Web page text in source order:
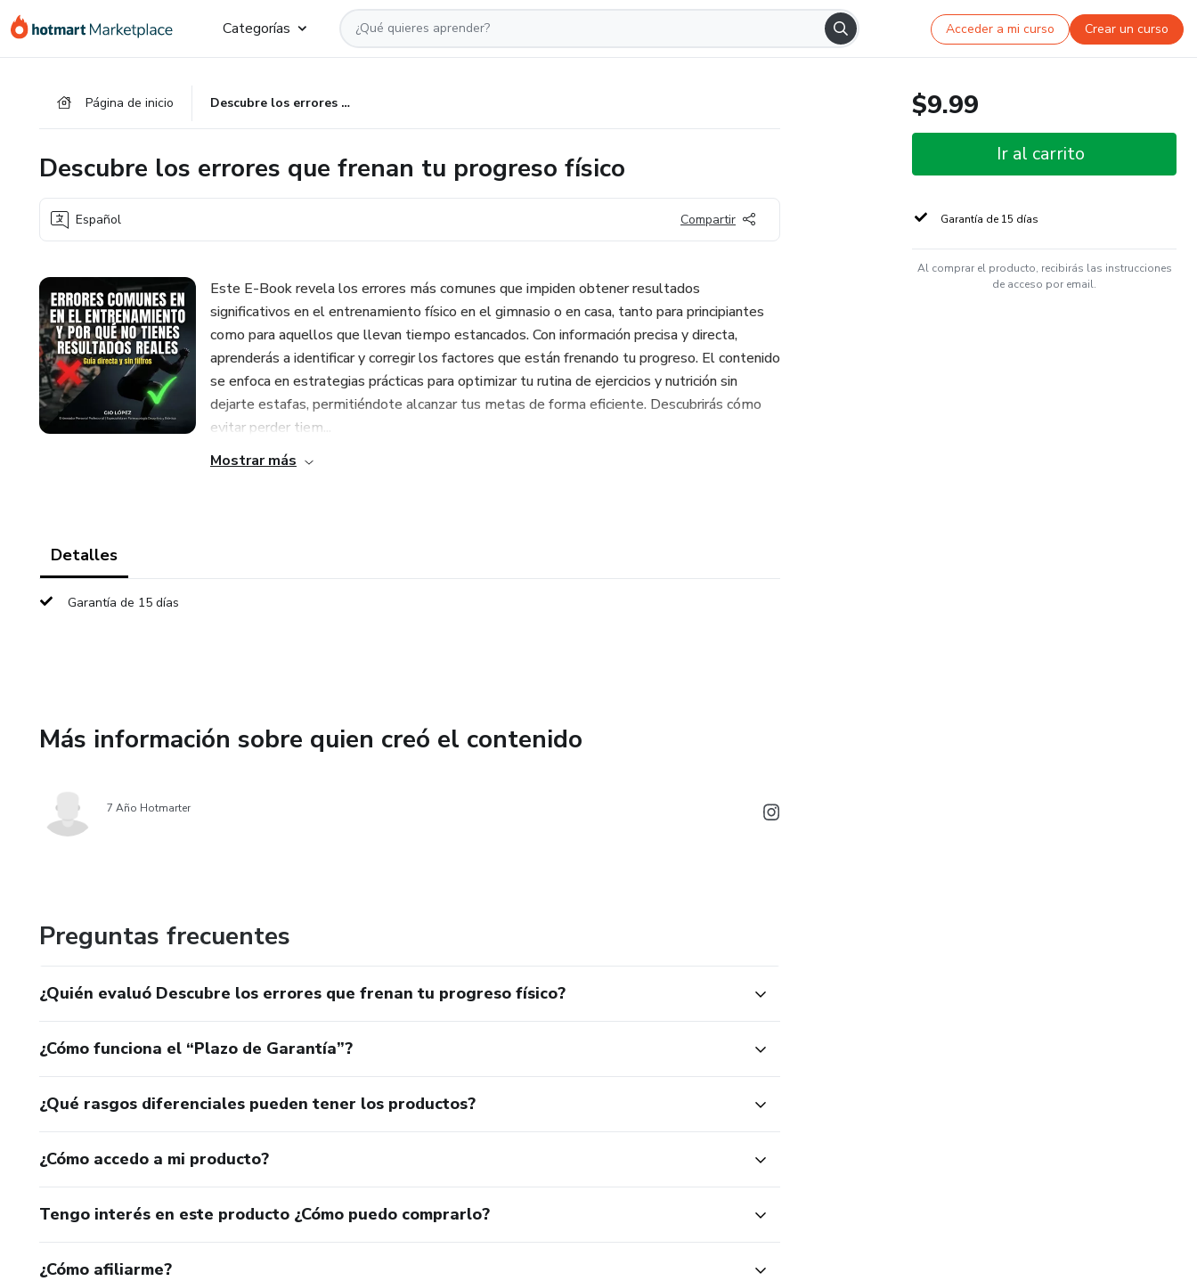
Categorías Acceder a mi curso Crear un curso
Página de inicio Descubre los errores que frenan tu progreso físico
Descubre los errores que frenan tu progreso físico
Español Compartir
Este E-Book revela los errores más comunes que impiden obtener resultados
significativos en el entrenamiento físico en el gimnasio o en casa, tanto para principiantes
como para aquellos que llevan tiempo estancados. Con información precisa y directa,
aprenderás a identificar y corregir los factores que están frenando tu progreso. El contenido
se enfoca en estrategias prácticas para optimizar tu rutina de ejercicios y nutrición sin
dejarte estafas, permitiéndote alcanzar tus metas de forma eficiente. Descubrirás cómo
evitar perder tiem...
Mostrar más
Detalles
Garantía de 15 días
Más información sobre quien creó el contenido
7 Año Hotmarter
Preguntas frecuentes
¿Quién evaluó Descubre los errores que frenan tu progreso físico?
¿Cómo funciona el “Plazo de Garantía”?
¿Qué rasgos diferenciales pueden tener los productos?
¿Cómo accedo a mi producto?
Tengo interés en este producto ¿Cómo puedo comprarlo?
¿Cómo afiliarme?
$9.99
Ir al carrito
Garantía de 15 días
Al comprar el producto, recibirás las instrucciones
de acceso por email.